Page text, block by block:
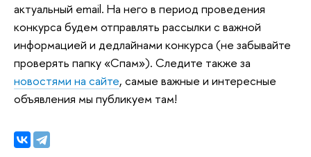
актуальный email. На него в период проведения
конкурса будем отправлять рассылки с важной
информацией и дедлайнами конкурса (не забывайте
проверять папку «Спам»). Следите также за
новостями на сайте, самые важные и интересные
объявления мы публикуем там!